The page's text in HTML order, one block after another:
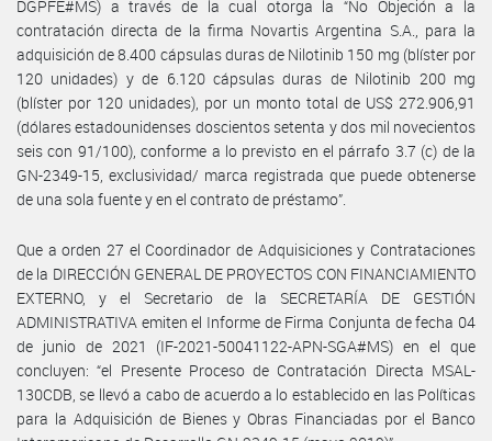
DGPFE#MS) a través de la cual otorga la “No Objeción a la
contratación directa de la firma Novartis Argentina S.A., para la
adquisición de 8.400 cápsulas duras de Nilotinib 150 mg (blíster por
120 unidades) y de 6.120 cápsulas duras de Nilotinib 200 mg
(blíster por 120 unidades), por un monto total de US$ 272.906,91
(dólares estadounidenses doscientos setenta y dos mil novecientos
seis con 91/100), conforme a lo previsto en el párrafo 3.7 (c) de la
GN-2349-15, exclusividad/ marca registrada que puede obtenerse
de una sola fuente y en el contrato de préstamo”.
Que a orden 27 el Coordinador de Adquisiciones y Contrataciones
de la DIRECCIÓN GENERAL DE PROYECTOS CON FINANCIAMIENTO
EXTERNO, y el Secretario de la SECRETARÍA DE GESTIÓN
ADMINISTRATIVA emiten el Informe de Firma Conjunta de fecha 04
de junio de 2021 (IF-2021-50041122-APN-SGA#MS) en el que
concluyen: “el Presente Proceso de Contratación Directa MSAL-
130CDB, se llevó a cabo de acuerdo a lo establecido en las Políticas
para la Adquisición de Bienes y Obras Financiadas por el Banco